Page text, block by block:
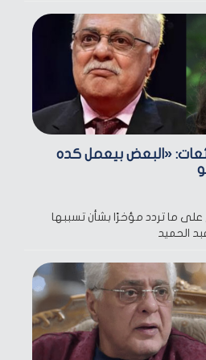
«البعض بيعمل كده
على ما تردد مؤخرًا بشأن تسببها
الحميد